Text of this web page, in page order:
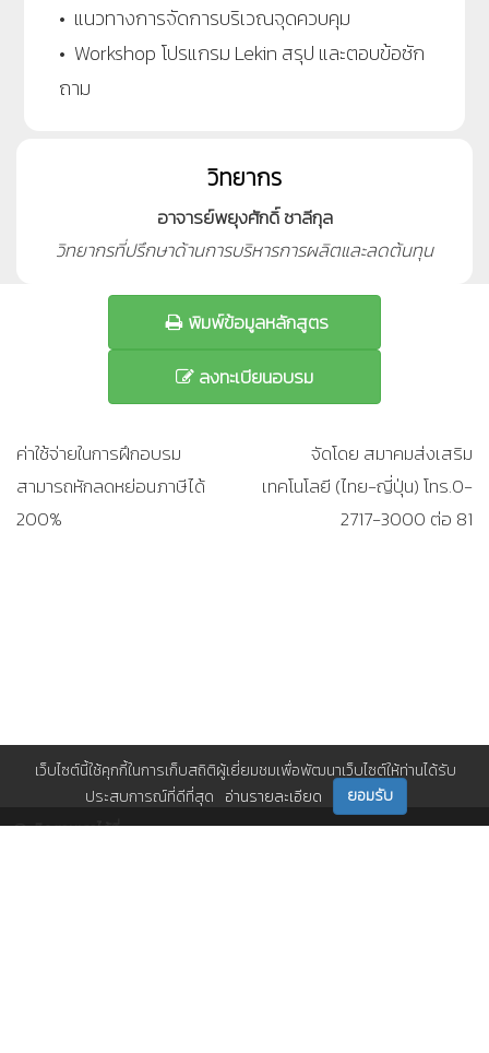
• แนวทางการจัดการบริเวณจุดควบคุม
• Workshop โปรแกรม Lekin สรุป และตอบข้อซัก
ถาม
วิทยากร
อาจารย์พยุงศักดิ์ ชาลีกุล
วิทยากรที่ปรึกษาด้านการบริหารการผลิตและลดต้นทุน
พิมพ์ข้อมูลหลักสูตร
ลงทะเบียนอบรม
ค่าใช้จ่ายในการฝึกอบรม
สามารถหักลดหย่อนภาษีได้
200%
จัดโดย สมาคมส่งเสริม
เทคโนโลยี (ไทย-ญี่ปุ่น) โทร.0-
2717-3000 ต่อ 81
ติดตามเราได้ที่
เว็บไซต์นี้ใช้คุกกี้ในการเก็บสถิติผู้เยี่ยมชมเพื่อพัฒนาเว็บไซต์ให้ท่านได้รับ
ประสบการณ์ที่ดีที่สุด อ่านรายละเอียด ยอมรับ